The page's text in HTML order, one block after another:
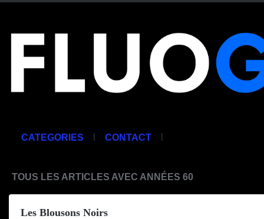
CATEGORIES | CONTACT |
TOUS LES ARTICLES AVEC ANNÉES 60
Les Blousons Noirs